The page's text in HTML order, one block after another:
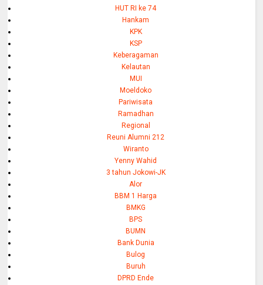
HUT RI ke 74
Hankam
KPK
KSP
Keberagaman
Kelautan
MUI
Moeldoko
Pariwisata
Ramadhan
Regional
Reuni Alumni 212
Wiranto
Yenny Wahid
3 tahun Jokowi-JK
Alor
BBM 1 Harga
BMKG
BPS
BUMN
Bank Dunia
Bulog
Buruh
DPRD Ende